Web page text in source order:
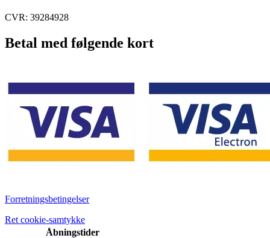
CVR: 39284928
Betal med følgende kort
Forretningsbetingelser
Ret cookie-samtykke
Åbningstider